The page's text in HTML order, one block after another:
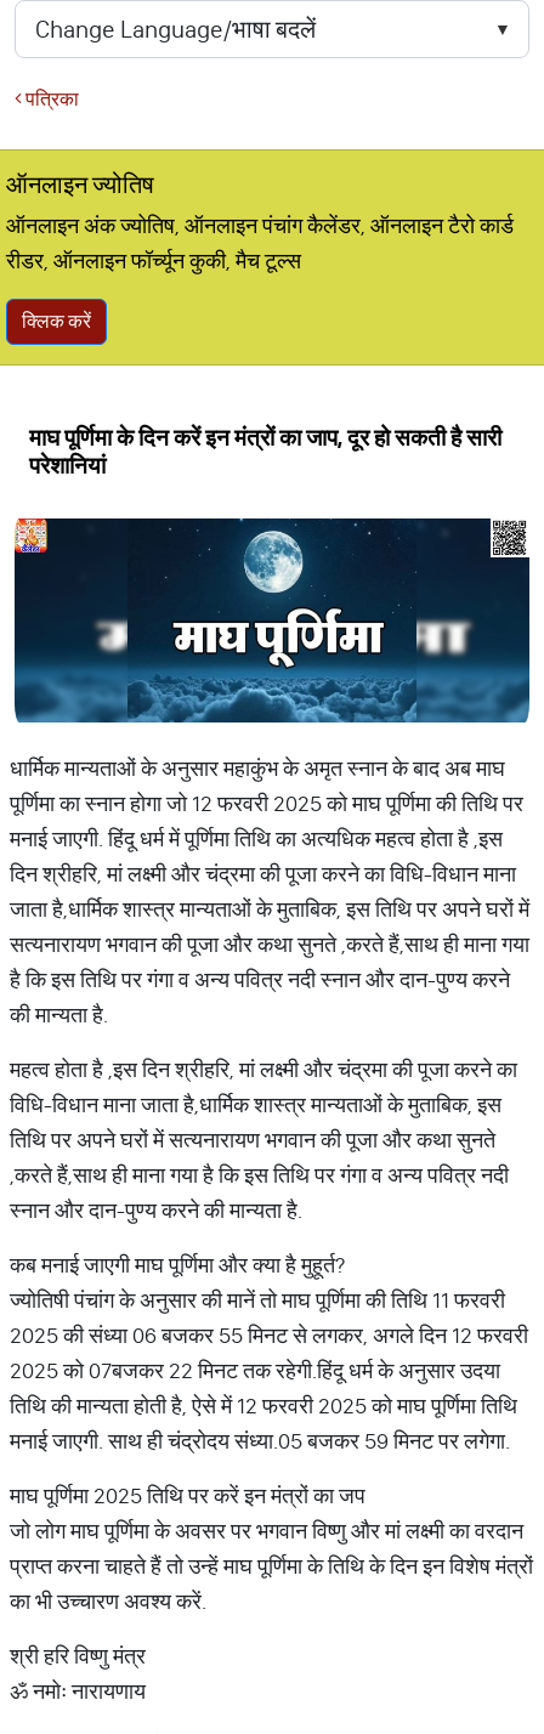
पत्रिका
ऑनलाइन ज्योतिष
ऑनलाइन अंक ज्योतिष, ऑनलाइन पंचांग कैलेंडर, ऑनलाइन टैरो कार्ड
रीडर, ऑनलाइन फॉर्च्यून कुकी, मैच टूल्स
क्लिक करें
माघ पूर्णिमा के दिन करें इन मंत्रों का जाप, दूर हो सकती है सारी
परेशानियां
धार्मिक मान्यताओं के अनुसार महाकुंभ के अमृत स्नान के बाद अब माघ
पूर्णिमा का स्नान होगा जो 12 फरवरी 2025 को माघ पूर्णिमा की तिथि पर
मनाई जाएगी. हिंदू धर्म में पूर्णिमा तिथि का अत्यधिक महत्व होता है ,इस
दिन श्रीहरि, मां लक्ष्मी और चंद्रमा की पूजा करने का विधि-विधान माना
जाता है,धार्मिक शास्त्र मान्यताओं के मुताबिक, इस तिथि पर अपने घरों में
सत्यनारायण भगवान की पूजा और कथा सुनते ,करते हैं,साथ ही माना गया
है कि इस तिथि पर गंगा व अन्य पवित्र नदी स्नान और दान-पुण्य करने
की मान्यता है.
महत्व होता है ,इस दिन श्रीहरि, मां लक्ष्मी और चंद्रमा की पूजा करने का
विधि-विधान माना जाता है,धार्मिक शास्त्र मान्यताओं के मुताबिक, इस
तिथि पर अपने घरों में सत्यनारायण भगवान की पूजा और कथा सुनते
,करते हैं,साथ ही माना गया है कि इस तिथि पर गंगा व अन्य पवित्र नदी
स्नान और दान-पुण्य करने की मान्यता है.
कब मनाई जाएगी माघ पूर्णिमा और क्या है मुहूर्त?
ज्योतिषी पंचांग के अनुसार की मानें तो माघ पूर्णिमा की तिथि 11 फरवरी
2025 की संध्या 06 बजकर 55 मिनट से लगकर, अगले दिन 12 फरवरी
2025 को 07बजकर 22 मिनट तक रहेगी.हिंदू धर्म के अनुसार उदया
तिथि की मान्यता होती है, ऐसे में 12 फरवरी 2025 को माघ पूर्णिमा तिथि
मनाई जाएगी. साथ ही चंद्रोदय संध्या.05 बजकर 59 मिनट पर लगेगा.
माघ पूर्णिमा 2025 तिथि पर करें इन मंत्रों का जप
जो लोग माघ पूर्णिमा के अवसर पर भगवान विष्णु और मां लक्ष्मी का वरदान
प्राप्त करना चाहते हैं तो उन्हें माघ पूर्णिमा के तिथि के दिन इन विशेष मंत्रों
का भी उच्चारण अवश्य करें.
श्री हरि विष्णु मंत्र
ॐ नमोः नारायणाय